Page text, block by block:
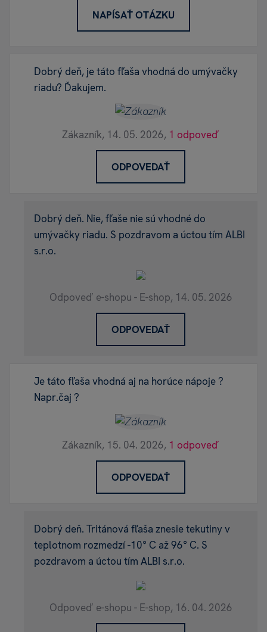
NAPÍSAŤ OTÁZKU
Dobrý deň, je táto fľaša vhodná do umývačky
riadu? Ďakujem.
Zákazník, 14. 05. 2026, 1 odpoveď
ODPOVEDAŤ
Dobrý deň. Nie, fľaše nie sú vhodné do
umývačky riadu. S pozdravom a úctou tím ALBI
s.r.o.
Odpoveď e-shopu - E-shop, 14. 05. 2026
ODPOVEDAŤ
Je táto fľaša vhodná aj na horúce nápoje ?
Napr.čaj ?
Zákazník, 15. 04. 2026, 1 odpoveď
ODPOVEDAŤ
Dobrý deň. Tritánová fľaša znesie tekutiny v
teplotnom rozmedzí -10° C až 96° C. S
pozdravom a úctou tím ALBI s.r.o.
Odpoveď e-shopu - E-shop, 16. 04. 2026